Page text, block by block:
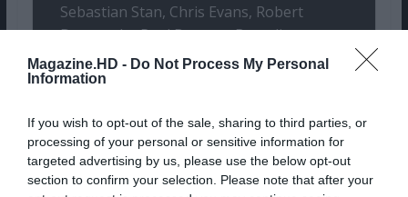
Magazine.HD - Do Not Process My Personal
Information
If you wish to opt-out of the sale, sharing to third parties, or
processing of your personal or sensitive information for
targeted advertising by us, please use the below opt-out
section to confirm your selection. Please note that after your
Sebastian Stan, Chris Evans, Robert
Downey Jr., Paul Bettany, Benedict
Cumberbatch, Cobie Smulders, Jon
Favreau, Bradley Cooper, Vin Diesel,
Rudd, Sean Gunn, Chadwick Boseman,
Gwyneth Paltrow, Mark Ruffalo, Danai
Gurira, Angela Bassett